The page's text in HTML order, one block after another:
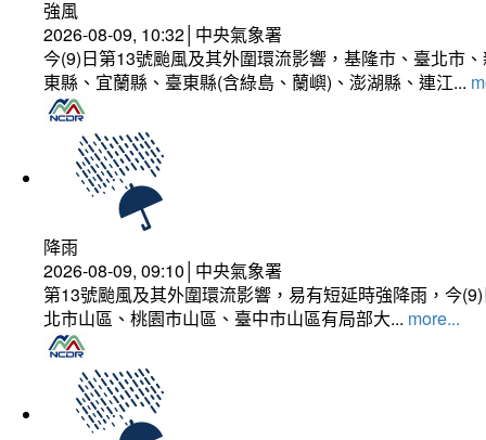
強風
2026-08-09, 10:32│中央氣象署
今(9)日第13號颱風及其外圍環流影響，基隆市、臺北市
東縣、宜蘭縣、臺東縣(含綠島、蘭嶼)、澎湖縣、連江...
降雨
2026-08-09, 09:10│中央氣象署
第13號颱風及其外圍環流影響，易有短延時強降雨，今
北市山區、桃園市山區、臺中市山區有局部大... more...